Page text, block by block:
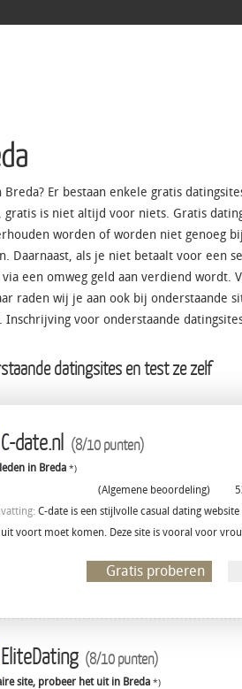
Er bestaan enkele gratis
gratis is niet altijd voor niets. Gratis
worden of worden niet genoeg
Daarnaast, als je niet betaalt voor een
een omweg geld aan verdiend wordt.
raden wij je aan ook bij onderstaande
voor onderstaande
datingsites en test ze zelf
C-date.nl (8/10 punten)
in Breda *)
(Algemene beoordeling)
C-date is een stijlvolle casual dating
voort moet komen. Deze site is vooral voor
Gratis proberen
EliteDating (8/10 punten)
site, probeer het uit in Breda *)